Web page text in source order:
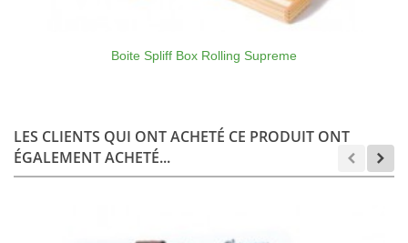
Boite Spliff Box Rolling Supreme
LES CLIENTS QUI ONT ACHETÉ CE PRODUIT ONT
ÉGALEMENT ACHETÉ...